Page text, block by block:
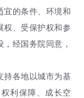
的条件、环境和
权、受保护权和参
经国务院同意，
持各地以城市为基
利保障、成长空